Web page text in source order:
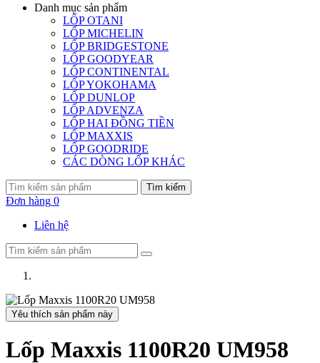
Danh mục sản phẩm
LỐP OTANI
LỐP MICHELIN
LỐP BRIDGESTONE
LỐP GOODYEAR
LỐP CONTINENTAL
LỐP YOKOHAMA
LỐP DUNLOP
LỐP ADVENZA
LỐP HAI ĐỒNG TIỀN
LỐP MAXXIS
LỐP GOODRIDE
CÁC DÒNG LỐP KHÁC
Tìm kiếm
Đơn hàng 0
Liên hệ
Yêu thích sản phẩm này
Lốp Maxxis 1100R20 UM958